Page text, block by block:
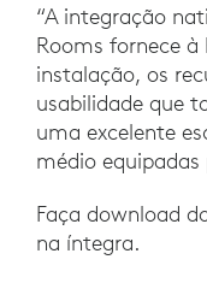
“A integração
Rooms fornece
instalação, os
usabilidade que
uma excelente
médio
Faça download
na íntegra.